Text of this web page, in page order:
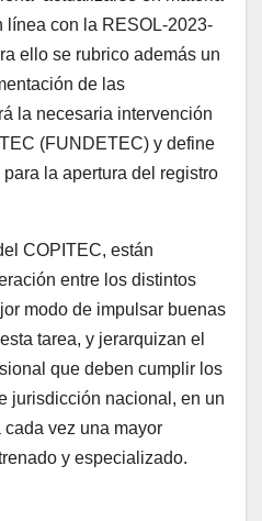
línea con la RESOL-2023-
ello se rubrico además un
de las
la necesaria intervención
(FUNDETEC) y define
la apertura del registro
COPITEC, están
entre los distintos
modo de impulsar buenas
tarea, y jerarquizan el
que deben cumplir los
jurisdicción nacional, en un
vez una mayor
y especializado.